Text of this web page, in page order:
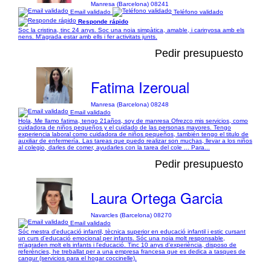
Manresa (Barcelona) 08241
Email validado
Teléfono validado
Responde rápido
Soc la cristina, tinc 24 anys. Soc una noia simpàtica, amable, i carinyosa amb els
nens. M'agrada estar amb ells i fer activitats junts.
Pedir presupuesto
Fatima Izeroual
Manresa (Barcelona) 08248
Email validado
Hola, Me llamo fatima, tengo 21años, soy de manresa Ofrezco mis servicios, como
cuidadora de niños pequeños y el cuidado de las personas mayores. Tengo
experiencia laboral como cuidadora de niños pequeños, también tengo el titulo de
auxiliar de enfermería. Las tareas que puedo realizar son muchas, llevar a los niños
al colegio, darles de comer, ayudarles con la tarea del cole ... Para...
Pedir presupuesto
Laura Ortega Garcia
Navarcles (Barcelona) 08270
Email validado
Sóc mestra d'educació infantil, tècnica superior en educació infantil i estic cursant
un curs d'educació emocional per infants. Sóc una noia molt responsable,
m'agraden molt els infants i l'educació. Tinc 10 anys d'experiència, disposo de
referències, he treballat per a una empresa francesa que es dedica a tasques de
cangur (servicios para el hogar coccinelle).